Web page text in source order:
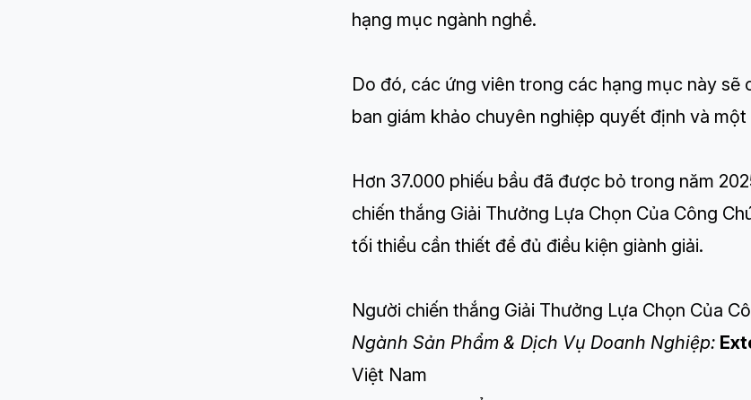
hạng mục ngành nghề.
Do đó, các ứng viên trong các hạng mục này
ban giám khảo chuyên nghiệp quyết định và
Hơn 37.000 phiếu bầu đã được bỏ trong năm
chiến thắng Giải Thưởng Lựa Chọn Của Công
tối thiểu cần thiết để đủ điều kiện giành giải.
Người chiến thắng Giải Thưởng Lựa Chọn Của
Ngành Sản Phẩm & Dịch Vụ Doanh Nghiệp:
Việt Nam